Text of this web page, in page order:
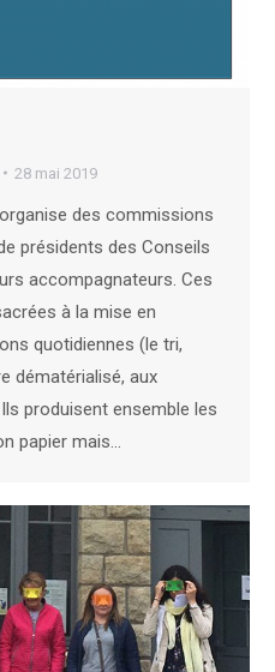
28 mai 2019
des commissions
présidents des Conseils
accompagnateurs. Ces
à la mise en
quotidiennes (le tri,
dématérialisé, aux
produisent ensemble les
papier mais…